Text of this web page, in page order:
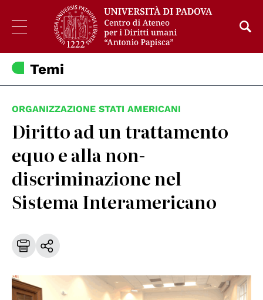
Temi
ORGANIZZAZIONE STATI AMERICANI
Diritto ad un trattamento
equo e alla non-
discriminazione nel
Sistema Interamericano